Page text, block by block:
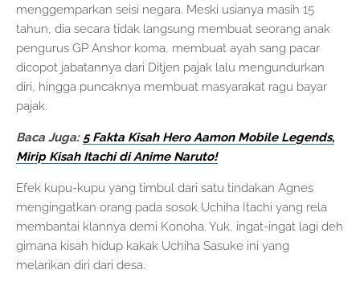
menggemparkan seisi negara. Meski usianya masih 15
tahun, dia secara tidak langsung membuat seorang anak
pengurus GP Anshor koma, membuat ayah sang pacar
dicopot jabatannya dari Ditjen pajak lalu mengundurkan
diri, hingga puncaknya membuat masyarakat ragu bayar
pajak.
Baca Juga: 5 Fakta Kisah Hero Aamon Mobile Legends,
Mirip Kisah Itachi di Anime Naruto!
Efek kupu-kupu yang timbul dari satu tindakan Agnes
mengingatkan orang pada sosok Uchiha Itachi yang rela
membantai klannya demi Konoha. Yuk, ingat-ingat lagi deh
gimana kisah hidup kakak Uchiha Sasuke ini yang
melarikan diri dari desa.